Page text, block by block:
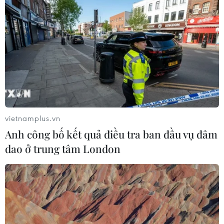
Đắk Lắk: Điều tra, khắc phục sự cố nhiều phương
tiện thủng lốp trên cao tốc
06/08/2026 07:14
Hà Nội: Kiểm tra, xác minh liên quan đến sản phẩm
giảm cân dạng bút tiêm
vietnamplus.vn
Anh công bố kết quả điều tra ban đầu vụ đâm
dao ở trung tâm London